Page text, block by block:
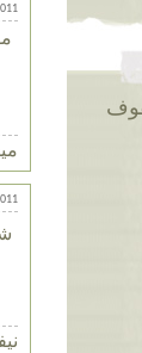
19/04/
19/04/